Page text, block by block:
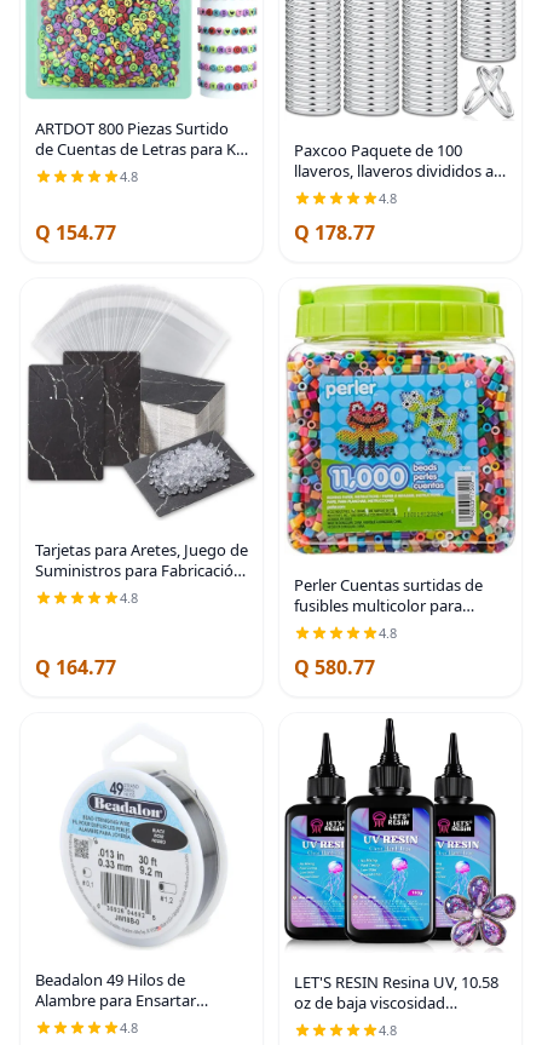
ARTDOT 800 Piezas Surtido
de Cuentas de Letras para Kit
de Hacer Pulseras de
Amistad, 28 Estilos de
Juego de Cuentas
4.8
Q 154.77
Paxcoo Paquete de 100
llaveros, llaveros divididos a
granel para llaveros y
manualidades (1 pulgada)
4.8
Q 178.77
Tarjetas para Aretes, Juego de
Suministros para Fabricación
de Joyas con 100 Piezas de
Tarjetas Porta-Aretes, 200
4.8
Q 164.77
Perler Cuentas surtidas de
fusibles multicolor para
manualidades infantiles,
11000 piezas
4.8
Q 580.77
Beadalon 49 Hilos de
Alambre para Ensartar
Cuentas de Acero Inoxidable,
4.8
LET'S RESIN Resina UV, 10.58
oz de baja viscosidad
transparente de tipo duro,
4.8